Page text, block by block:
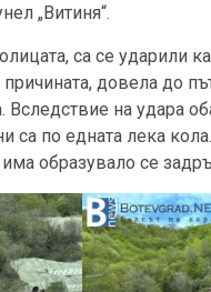
„Витиня“.
са се ударили
довела до
на удара
са по едната лека кола.
образувало се